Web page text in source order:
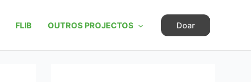
FLIB OUTROS PROJECTOS Doar